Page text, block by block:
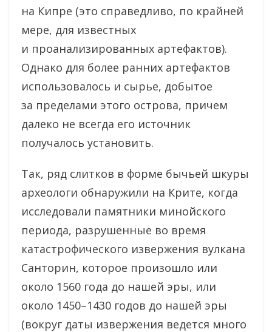
на Кипре (это справедливо, по крайней
мере, для известных
и проанализированных артефактов).
Однако для более ранних артефактов
использовалось и сырье, добытое
за пределами этого острова, причем
далеко не всегда его источник
получалось установить.
Так, ряд слитков в форме бычьей шкуры
археологи обнаружили на Крите, когда
исследовали памятники минойского
периода, разрушенные во время
катастрофического извержения вулкана
Санторин, которое произошло или
около 1560 года до нашей эры, или
около 1450–1430 годов до нашей эры
(вокруг даты извержения ведется много